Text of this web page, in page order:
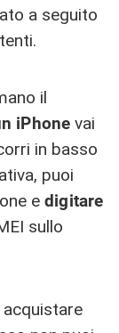
a seguito
il
iPhone vai
in basso
puoi
e digitare
sullo